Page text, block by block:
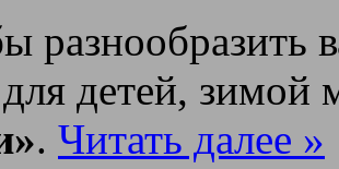
разнообразить
для детей,
. Читать далее »